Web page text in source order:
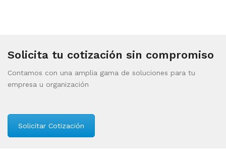
Solicita tu cotización sin compromiso
Contamos con una amplia gama de soluciones para tu
empresa u organización
Solicitar Cotización